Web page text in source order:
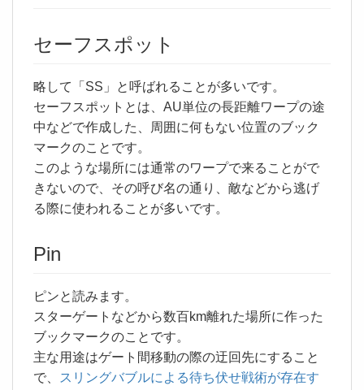
セーフスポット
略して「SS」と呼ばれることが多いです。
セーフスポットとは、AU単位の長距離ワープの途
中などで作成した、周囲に何もない位置のブック
マークのことです。
このような場所には通常のワープで来ることがで
きないので、その呼び名の通り、敵などから逃げ
る際に使われることが多いです。
Pin
ピンと読みます。
スターゲートなどから数百km離れた場所に作った
ブックマークのことです。
主な用途はゲート間移動の際の迂回先にすること
で、
スリングバブルによる待ち伏せ戦術が存在す